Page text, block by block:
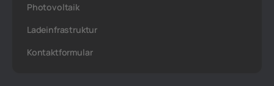
Photovoltaik
Ladeinfrastruktur
Kontaktformular